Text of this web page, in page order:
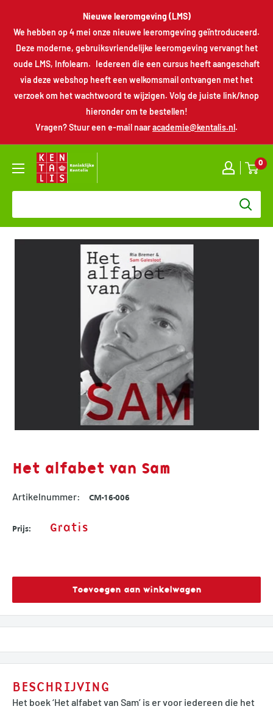
naar
inhoud
Nieuwe leeromgeving (LMS)
We hebben op 4 mei onze nieuwe leeromgeving geïntroduceerd.
Deze moderne, gebruiksvriendelijke leeromgeving vervangt het
oude LMS, Infolearn. Iedereen die een cursus heeft aangeschaft
via deze webshop heeft een welkomsmail ontvangen met het
verzoek om het wachtwoord te wijzigen. Volg de juiste link/knop
hieronder om te bestellen!
Vragen? Stuur een e-mail naaracademie@kentalis.nl.
Kentalis 0
Het alfabet van Sam
Artikelnummer: CM-16-006
Prijs: Gratis
Toevoegen aan winkelwagen
BESCHRIJVING
Het boek ‘Het alfabet van Sam’ is er voor iedereen die het